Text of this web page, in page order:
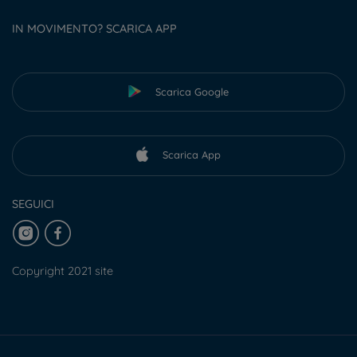
IN MOVIMENTO? SCARICA APP
Scarica Google
Scarica App
SEGUICI
Copyright 2021 site